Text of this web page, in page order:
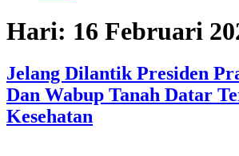
Hari: 16 Februari
Jelang Dilantik Presiden
Dan Wabup Tanah Datar
Kesehatan